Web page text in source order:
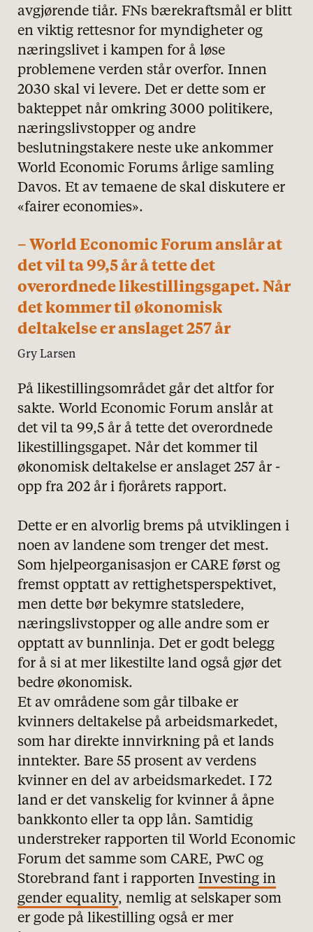
avgjørende tiår. FNs bærekraftsmål er blitt
en viktig rettesnor for myndigheter og
næringslivet i kampen for å løse
problemene verden står overfor. Innen
2030 skal vi levere. Det er dette som er
bakteppet når omkring 3000 politikere,
næringslivstopper og andre
beslutningstakere neste uke ankommer
World Economic Forums årlige samling
Davos. Et av temaene de skal diskutere er
«fairer economies».
– World Economic Forum anslår at
det vil ta 99,5 år å tette det
overordnede likestillingsgapet. Når
det kommer til økonomisk
deltakelse er anslaget 257 år
Gry Larsen
På likestillingsområdet går det altfor for
sakte. World Economic Forum anslår at
det vil ta 99,5 år å tette det overordnede
likestillingsgapet. Når det kommer til
økonomisk deltakelse er anslaget 257 år -
opp fra 202 år i fjorårets rapport.
Dette er en alvorlig brems på utviklingen i
noen av landene som trenger det mest.
Som hjelpeorganisasjon er CARE først og
fremst opptatt av rettighetsperspektivet,
men dette bør bekymre statsledere,
næringslivstopper og alle andre som er
opptatt av bunnlinja. Det er godt belegg
for å si at mer likestilte land også gjør det
bedre økonomisk.
Et av områdene som går tilbake er
kvinners deltakelse på arbeidsmarkedet,
som har direkte innvirkning på et lands
inntekter. Bare 55 prosent av verdens
kvinner en del av arbeidsmarkedet. I 72
land er det vanskelig for kvinner å åpne
bankkonto eller ta opp lån. Samtidig
understreker rapporten til World Economic
Forum det samme som CARE, PwC og
Storebrand fant i rapporten Investing in
gender equality, nemlig at selskaper som
er gode på likestilling også er mer